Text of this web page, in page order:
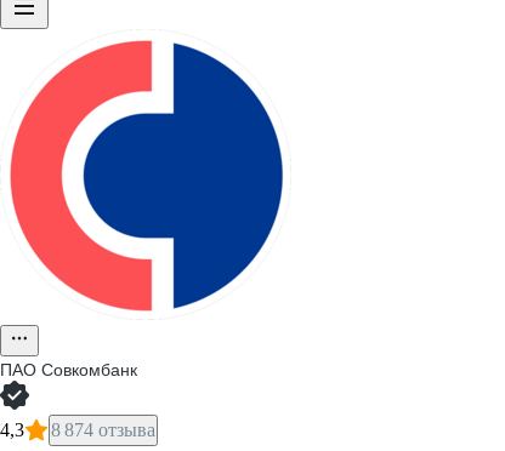
ПАО Совкомбанк
4,3 8 874 отзыва